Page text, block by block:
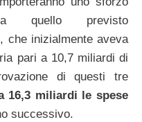
a quello previsto
che inizialmente aveva
pari a 10,7 miliardi di
di questi tre
16,3 miliardi le spese
successivo.